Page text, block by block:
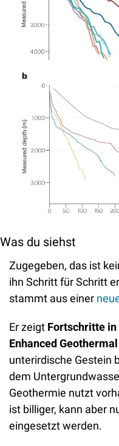
Was du siehst
Zugegeben, das ist
ihn Schritt für Schritt
stammt aus einer
Er zeigt Fortschritte
Enhanced
unterirdische Gestein
dem
Geothermie nutzt
ist billiger, kann aber
eingesetzt werden.